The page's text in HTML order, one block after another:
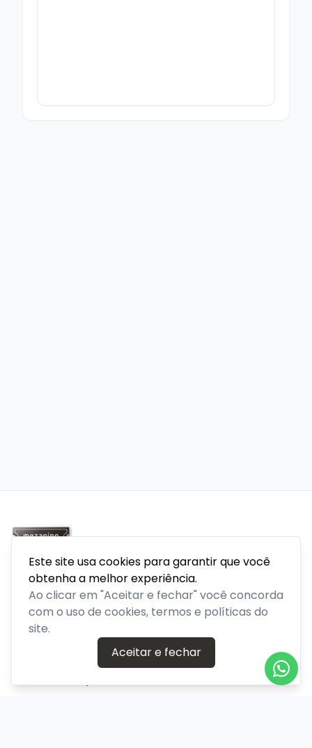
Este site usa cookies para garantir que você
obtenha a melhor experiência.
Ao clicar em "Aceitar e fechar" você concorda
com o uso de cookies, termos e políticas do
site.
Aceitar e fechar
Venda de ingressos para eventos em Porto Alegre, Rio
Grande do Sul
PLATAFORMA POR
Precisa de ajuda?
+55 (51) 94640-9900
atendimento@portoveraoalegre.com.br